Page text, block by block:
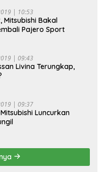
| 10:53
Mitsubishi Bakal
Pajero Sport
| 09:43
Livina Terungkap,
| 09:37
Luncurkan